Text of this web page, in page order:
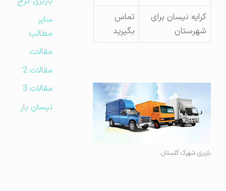
کرایه نیسان برای
شهرستان
تماس
بگیرید
باربری شهرک گلستان
مطالب
مقالات
مقالات 2
مقالات 3
نیسان بار